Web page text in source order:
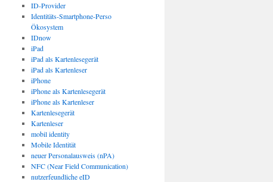
ID-Provider
Identitäts-Smartphone-Perso
Ökosystem
IDnow
iPad
iPad als Kartenlesegerät
iPad als Kartenleser
iPhone
iPhone als Kartenlesegerät
iPhone als Kartenleser
Kartenlesegerät
Kartenleser
mobil identity
Mobile Identität
neuer Personalausweis (nPA)
NFC (Near Field Communication)
nutzerfeundliche eID